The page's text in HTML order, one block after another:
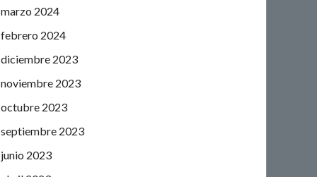
marzo 2024
febrero 2024
diciembre 2023
noviembre 2023
octubre 2023
septiembre 2023
junio 2023